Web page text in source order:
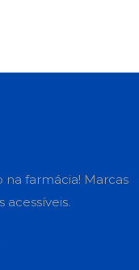
farmácia! Marcas